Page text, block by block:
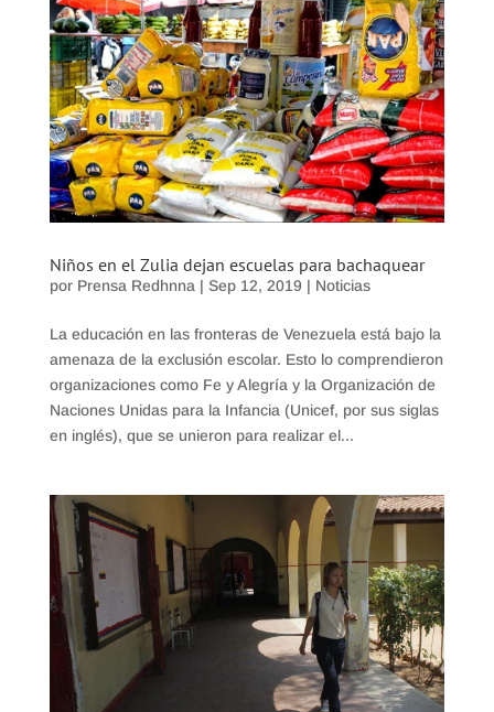
Niños en el Zulia dejan escuelas para bachaquear
por Prensa Redhnna| Sep 12, 2019 | Noticias
La educación en las fronteras de Venezuela está bajo la
amenaza de la exclusión escolar. Esto lo comprendieron
organizaciones como Fe y Alegría y la Organización de
Naciones Unidas para la Infancia (Unicef, por sus siglas
en inglés), que se unieron para realizar el...